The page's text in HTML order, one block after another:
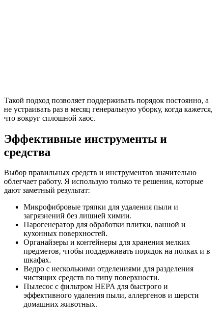
Такой подход позволяет поддерживать порядок постоянно, а
не устраивать раз в месяц генеральную уборку, когда кажется,
что вокруг сплошной хаос.
Эффективные инструменты и
средства
Выбор правильных средств и инструментов значительно
облегчает работу. Я использую только те решения, которые
дают заметный результат:
Микрофибровые тряпки для удаления пыли и
загрязнений без лишней химии.
Парогенератор для обработки плитки, ванной и
кухонных поверхностей.
Органайзеры и контейнеры для хранения мелких
предметов, чтобы поддерживать порядок на полках и в
шкафах.
Ведро с несколькими отделениями для разделения
чистящих средств по типу поверхности.
Пылесос с фильтром HEPA для быстрого и
эффективного удаления пыли, аллергенов и шерсти
домашних животных.